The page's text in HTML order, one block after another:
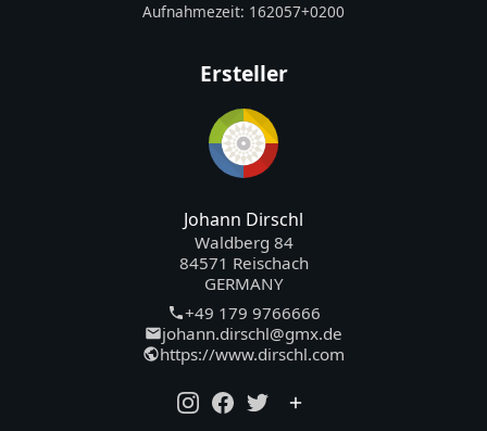
Aufnahmezeit: 162057+0200
Ersteller
Johann Dirschl
Waldberg 84
84571 Reischach
GERMANY
+49 179 9766666
johann.dirschl@gmx.de
https://www.dirschl.com